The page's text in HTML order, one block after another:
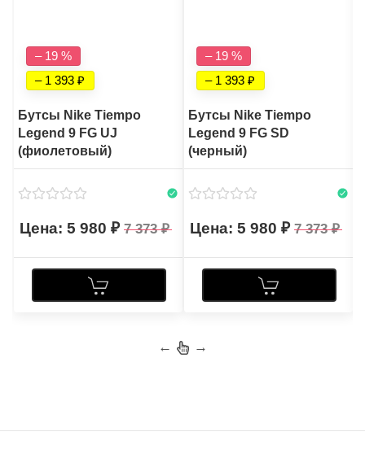
– 19 %
– 1 393
Бутсы Nike Tiempo
Legend 9 FG UJ
(фиолетовый)
5 980 7 373
– 19 %
– 1 393
Бутсы Nike Tiempo
Legend 9 FG SD
(черный)
5 980 7 373
← →